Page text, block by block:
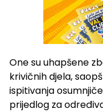
One su uhapšene
krivičnih djela,
ispitivanja
prijedlog za